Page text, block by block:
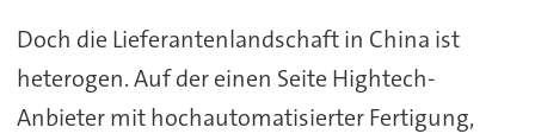
Doch die Lieferantenlandschaft in China ist
heterogen. Auf der einen Seite Hightech-
Anbieter mit hochautomatisierter Fertigung,